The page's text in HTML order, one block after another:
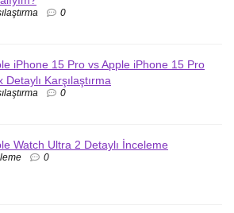
0
iPhone 15 Pro vs Apple iPhone 15 Pro
Detaylı Karşılaştırma
0
Watch Ultra 2 Detaylı İnceleme
0